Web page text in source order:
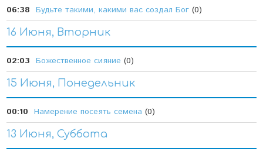
06:38 Будьте такими, какими вас создал Бог (0)
16 Июня, Вторник
02:03 Божественное сияние (0)
15 Июня, Понедельник
00:10 Намерение посеять семена (0)
13 Июня, Суббота